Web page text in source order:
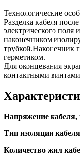
Технологические
Разделка кабеля
электрического
наконечником
трубкой.Наконечник
герметиком.
Для оконцевания
контактными
Напряжение кабеля,
Тип изоляции
Количество жил